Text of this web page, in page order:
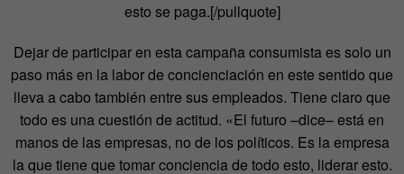
esto se paga.[/pullquote]
Dejar de participar en esta campaña consumista es solo un
paso más en la labor de concienciación en este sentido que
lleva a cabo también entre sus empleados. Tiene claro que
todo es una cuestión de actitud. «El futuro –dice– está en
manos de las empresas, no de los políticos. Es la empresa
la que tiene que tomar conciencia de todo esto, liderar esto.